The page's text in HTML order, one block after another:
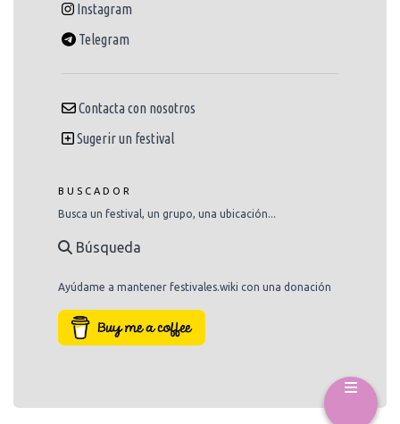
Instagram
Telegram
Contacta con nosotros
Sugerir un festival
BUSCADOR
Busca un festival, un grupo, una ubicación...
Búsqueda
Ayúdame a mantener festivales.wiki con una donación